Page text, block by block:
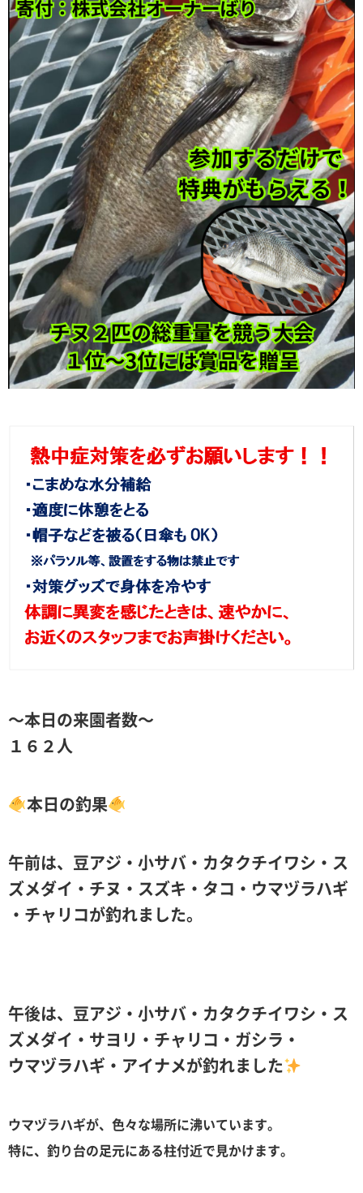
～本日の来園者数～
１６２人
本日の釣果
午前は、豆アジ・小サバ・カタクチイワシ・ス
ズメダイ・チヌ・スズキ・タコ・ウマヅラハギ
・チャリコが釣れました。
午後は、豆アジ・小サバ・カタクチイワシ・ス
ズメダイ・サヨリ・チャリコ・ガシラ・
ウマヅラハギ・アイナメが釣れました
ウマヅラハギが、色々な場所に沸いています。
特に、釣り台の足元にある柱付近で見かけます。